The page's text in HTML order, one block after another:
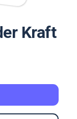
Kraft